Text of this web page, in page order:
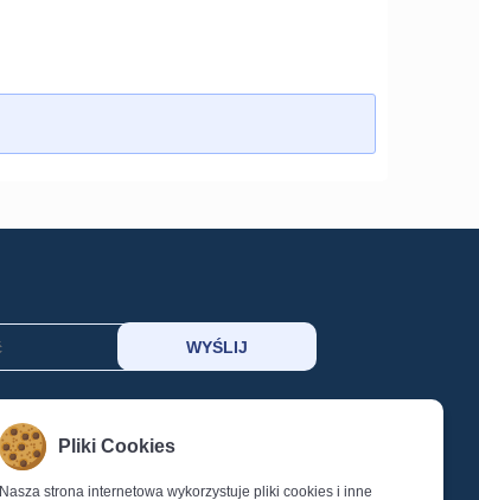
KOSZYK
SCHOWEK
Pliki Cookies
Nasza strona internetowa wykorzystuje pliki cookies i inne